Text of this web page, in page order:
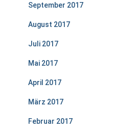
September 2017
August 2017
Juli 2017
Mai 2017
April 2017
März 2017
Februar 2017